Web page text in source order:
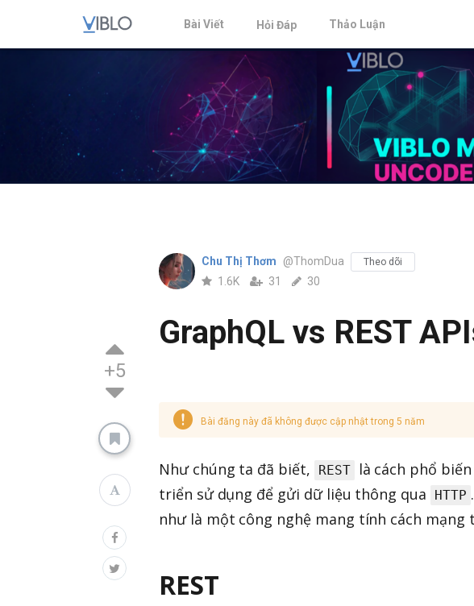
Bài Viết Hỏi Đáp Thảo Luận
+5
Chu Thị Thơm @ThomDua Theo dõi
1.6K 31 30
GraphQL vs REST
Bài đăng này đã không được cập nhật trong 5 năm
Như chúng ta đã biết, REST
là cách phổ
triển sử dụng để gửi dữ liệu thông qua
HTTP
như là một công nghệ mang tính cách mạng
REST